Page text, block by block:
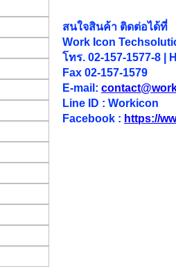
สนใจสินค้า ติดต่อได้ที่
Work Icon
โทร. 02-157-1577-8 |
Fax 02-157-1579
E-mail:
Line ID : Workicon
Facebook : https://